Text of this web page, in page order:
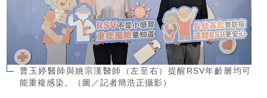
曹玉婷醫師與姚宗漢醫師（左至右）提醒RSV年齡層均可
能重複感染。（圖／記者簡浩正攝影）